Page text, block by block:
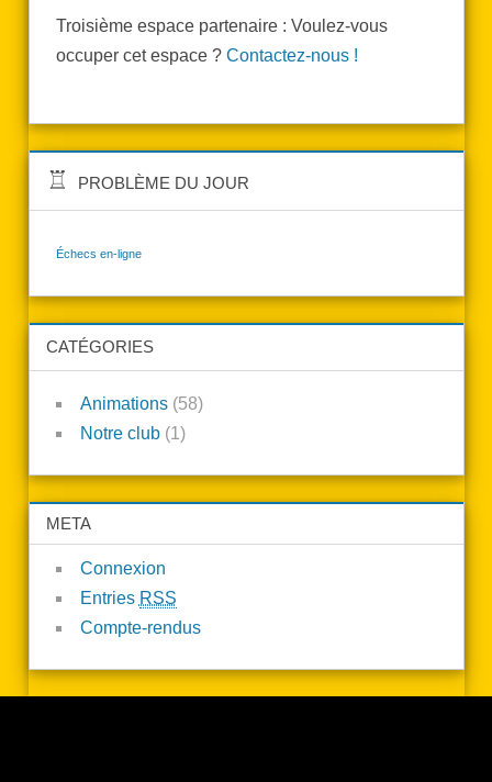
Troisième espace partenaire : Voulez-vous
occuper cet espace ? Contactez-nous !
PROBLÈME DU JOUR
Échecs en-ligne
CATÉGORIES
Animations(58)
Notre club(1)
META
Connexion
Entries RSS
Compte-rendus